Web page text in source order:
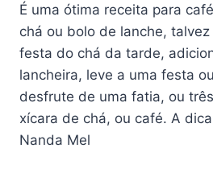
É uma ótima receita para
chá ou bolo de lanche,
festa do chá da tarde,
lancheira, leve a uma festa
desfrute de uma fatia, ou
xícara de chá, ou café. A
Nanda Mel